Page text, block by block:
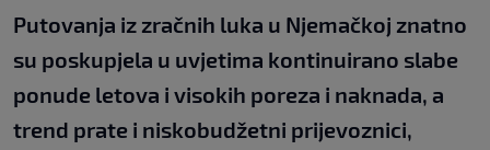
Putovanja iz zračnih luka u Njemačkoj znatno
su poskupjela u uvjetima kontinuirano slabe
ponude letova i visokih poreza i naknada, a
trend prate i niskobudžetni prijevoznici,